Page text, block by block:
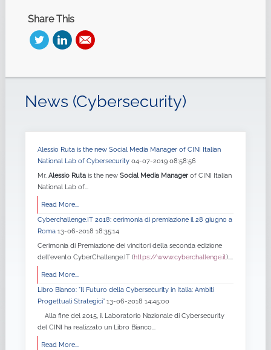
Share This
News (Cybersecurity)
Alessio Ruta is the new Social Media Manager of CINI Italian
National Lab of Cybersecurity 04-07-2019 08:58:56
Mr. Alessio Rutais the new Social Media Managerof CINI Italian
National Lab of...
Read More...
Cyberchallenge.IT 2018: cerimonia di premiazione il 28 giugno a
Roma 13-06-2018 18:35:14
Cerimonia di Premiazione dei vincitori della seconda edizione
dell'evento CyberChallenge.IT (https://www.cyberchallenge.it)....
Read More...
Libro Bianco: "Il Futuro della Cybersecurity in Italia: Ambiti
Progettuali Strategici” 13-06-2018 14:45:00
Alla fine del 2015, il Laboratorio Nazionale di Cybersecurity
del CINI ha realizzato un Libro Bianco...
Read More...